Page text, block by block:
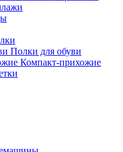
Полки для обуви
Компакт-прихожие